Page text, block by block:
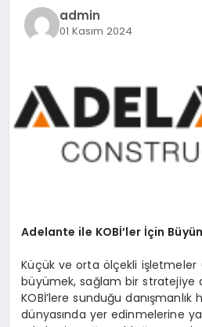
YAŞAM admin
01 Kasım 2024
Adelante ile KOBİ’ler İçin
Küçük ve orta ölçekli işletmeler
büyümek, sağlam bir stratejiye
KOBİ’lere sunduğu
dünyasında yer edinmelerine